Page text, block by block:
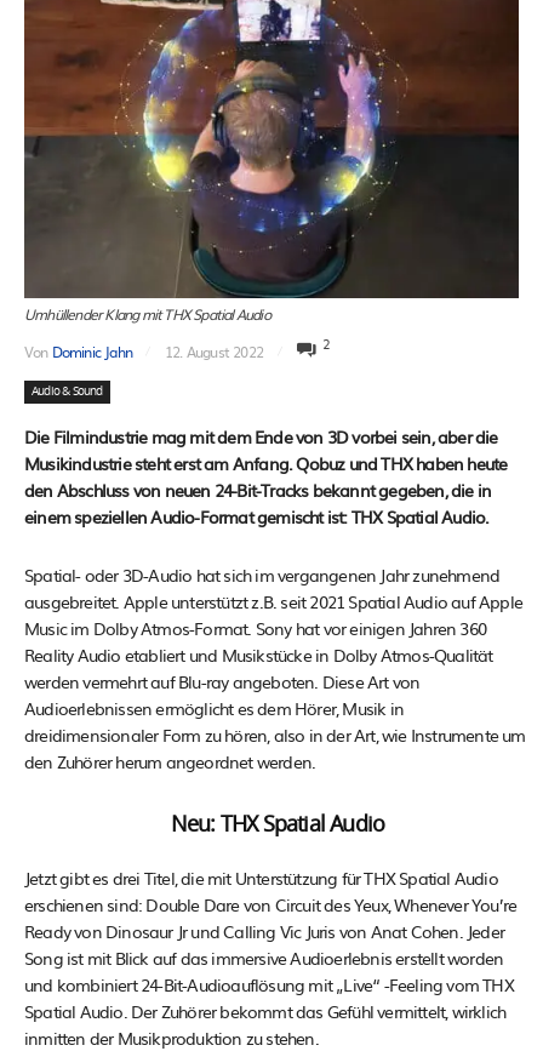
Umhüllender Klang mit THX Spatial Audio
Von Dominic Jahn 12. August 2022 2
Audio & Sound
Die Filmindustrie mag mit dem Ende von 3D vorbei sein, aber die
Musikindustrie steht erst am Anfang. Qobuz und THX haben heute
den Abschluss von neuen 24-Bit-Tracks bekannt gegeben, die in
einem speziellen Audio-Format gemischt ist: THX Spatial Audio.
Spatial- oder 3D-Audio hat sich im vergangenen Jahr zunehmend
ausgebreitet. Apple unterstützt z.B. seit 2021 Spatial Audio auf Apple
Music im Dolby Atmos-Format. Sony hat vor einigen Jahren 360
Reality Audio etabliert und Musikstücke in Dolby Atmos-Qualität
werden vermehrt auf Blu-ray angeboten. Diese Art von
Audioerlebnissen ermöglicht es dem Hörer, Musik in
dreidimensionaler Form zu hören, also in der Art, wie Instrumente um
den Zuhörer herum angeordnet werden.
Neu: THX Spatial Audio
Jetzt gibt es drei Titel, die mit Unterstützung für THX Spatial Audio
erschienen sind: Double Dare von Circuit des Yeux, Whenever You’re
Ready von Dinosaur Jr und Calling Vic Juris von Anat Cohen. Jeder
Song ist mit Blick auf das immersive Audioerlebnis erstellt worden
und kombiniert 24-Bit-Audioauflösung mit „Live“ -Feeling vom THX
Spatial Audio. Der Zuhörer bekommt das Gefühl vermittelt, wirklich
inmitten der Musikproduktion zu stehen.